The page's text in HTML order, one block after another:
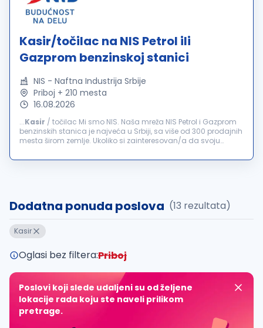
Kasir/točilac na NIS Petrol ili
Gazprom benzinskoj stanici
NIS - Naftna Industrija Srbije
Priboj + 210 mesta
16.08.2026
...Kasir / točilac Mi smo NIS. Naša mreža NIS Petrol i Gazprom
benzinskih stanica je najveća u Srbiji, sa više od 300 prodajnih
mesta širom zemlje. Ukoliko si zainteresovan/a da svoju
Dodatna ponuda poslova (13 rezultata)
Kasir
Oglasi bez filtera:Priboj
Poslovi koji slede udaljeni su od željene
lokacije rada koju ste naveli prilikom
pretrage.